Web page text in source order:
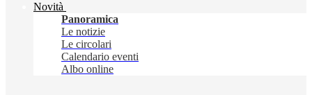
Novità
Panoramica
Le notizie
Le circolari
Calendario eventi
Albo online